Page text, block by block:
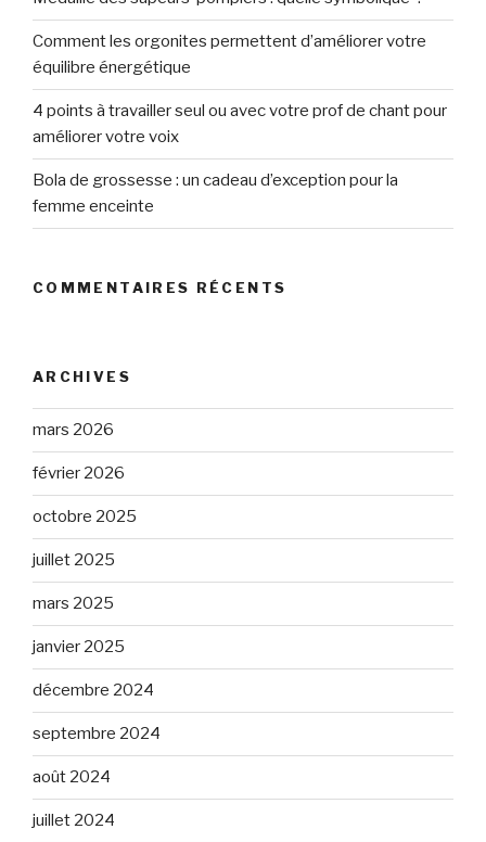
Comment les orgonites permettent d’améliorer votre
équilibre énergétique
4 points à travailler seul ou avec votre prof de chant pour
améliorer votre voix
Bola de grossesse : un cadeau d’exception pour la
femme enceinte
COMMENTAIRES RÉCENTS
ARCHIVES
mars 2026
février 2026
octobre 2025
juillet 2025
mars 2025
janvier 2025
décembre 2024
septembre 2024
août 2024
juillet 2024